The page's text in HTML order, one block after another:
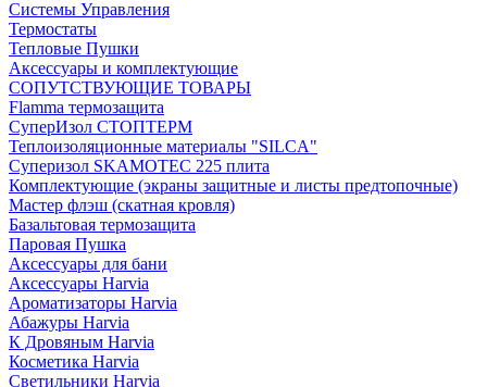
Системы Управления
Термостаты
Тепловые Пушки
Аксессуары и комплектующие
СОПУТСТВУЮЩИЕ ТОВАРЫ
Flamma термозащита
СуперИзол СТОПТЕРМ
Теплоизоляционные материалы "SILCA"
Суперизол SKAMOTEC 225 плита
Комплектующие (экраны защитные и листы предтопочные)
Мастер флэш (скатная кровля)
Базальтовая термозащита
Паровая Пушка
Аксессуары для бани
Аксессуары Harvia
Ароматизаторы Harvia
Абажуры Harvia
К Дровяным Harvia
Косметика Harvia
Светильники Harvia